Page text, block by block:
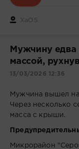
XaOS
Мужчину едва
массой,
13/03/2026 12:36
Мужчина вышел
Через несколько
масса с крыши.
Микрорайон